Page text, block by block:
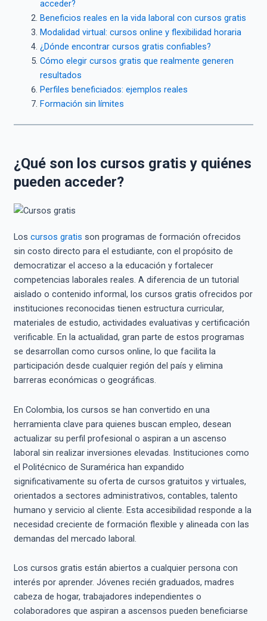
acceder?
Beneficios reales en la vida laboral con cursos gratis
Modalidad virtual: cursos online y flexibilidad horaria
¿Dónde encontrar cursos gratis confiables?
Cómo elegir cursos gratis que realmente generen
resultados
Perfiles beneficiados: ejemplos reales
Formación sin límites
¿Qué son los cursos gratis y quiénes
pueden acceder?
Los cursos gratis son programas de formación ofrecidos
sin costo directo para el estudiante, con el propósito de
democratizar el acceso a la educación y fortalecer
competencias laborales reales. A diferencia de un tutorial
aislado o contenido informal, los cursos gratis ofrecidos por
instituciones reconocidas tienen estructura curricular,
materiales de estudio, actividades evaluativas y certificación
verificable. En la actualidad, gran parte de estos programas
se desarrollan como cursos online, lo que facilita la
participación desde cualquier región del país y elimina
barreras económicas o geográficas.
En Colombia, los cursos se han convertido en una
herramienta clave para quienes buscan empleo, desean
actualizar su perfil profesional o aspiran a un ascenso
laboral sin realizar inversiones elevadas. Instituciones como
el Politécnico de Suramérica han expandido
significativamente su oferta de cursos gratuitos y virtuales,
orientados a sectores administrativos, contables, talento
humano y servicio al cliente. Esta accesibilidad responde a la
necesidad creciente de formación flexible y alineada con las
demandas del mercado laboral.
Los cursos gratis están abiertos a cualquier persona con
interés por aprender. Jóvenes recién graduados, madres
cabeza de hogar, trabajadores independientes o
colaboradores que aspiran a ascensos pueden beneficiarse